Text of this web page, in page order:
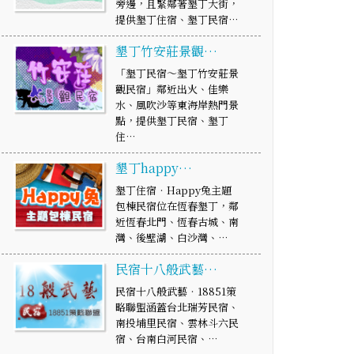
旁邊，且緊鄰著墾丁大街，
提供墾丁住宿、墾丁民宿…
墾丁竹安莊景觀…
「墾丁民宿～墾丁竹安莊景
觀民宿」鄰近出火、佳樂
水、風吹沙等東海岸熱門景
點，提供墾丁民宿、墾丁
住…
墾丁happy…
墾丁住宿‧Happy兔主題
包棟民宿位在恆春墾丁，鄰
近恆春北門、恆春古城、南
灣、後壁湖、白沙灣、…
民宿十八般武藝…
民宿十八般武藝‧18851策
略聯盟涵蓋台北瑞芳民宿、
南投埔里民宿、雲林斗六民
宿、台南白河民宿、…